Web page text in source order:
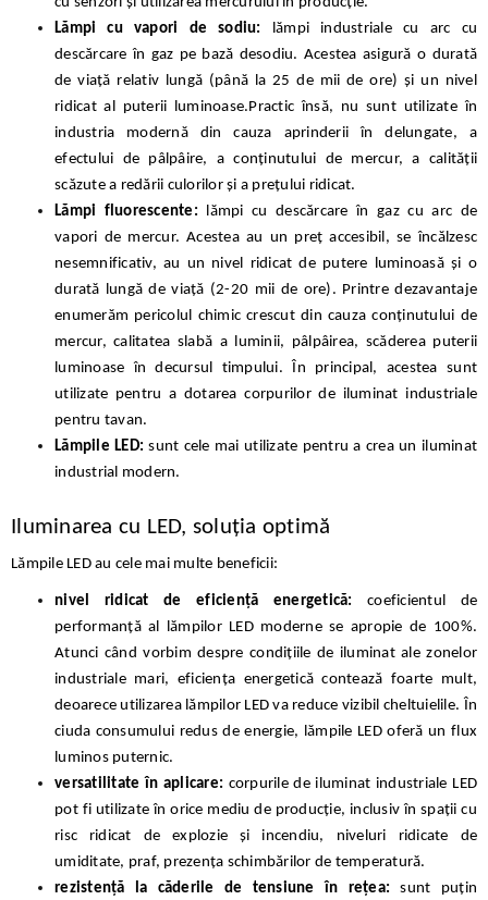
Lămpi cu vapori de sodiu:
lămpi industriale cu arc cu
descărcare în gaz pe bază desodiu. Acestea asigură o durată
de viață relativ lungă (până la 25 de mii de ore) și un nivel
ridicat al puterii luminoase.Practic însă, nu sunt utilizate în
industria modernă din cauza aprinderii în delungate, a
efectului de pâlpâire, a conținutului de mercur, a calității
scăzute a redării culorilor și a prețului ridicat.
Lămpi fluorescente: lămpi cu descărcare în gaz cu arc de
vapori de mercur.Acestea au un preț accesibil, se încălzesc
nesemnificativ, au un nivel ridicat de putere luminoasă și o
durată lungă de viață (2-20 mii de ore). Printre dezavantaje
enumerăm pericolul chimic crescut din cauza conținutului de
mercur, calitatea slabă a luminii, pâlpâirea, scăderea puterii
luminoase în decursul timpului. În principal, acestea sunt
utilizate pentru a dotarea corpurilor de iluminat industriale
pentru tavan.
Lămpile LED: sunt cele mai utilizate pentru a crea un iluminat
industrial modern.
Iluminarea cu LED, soluția optimă
Lămpile LED au cele mai multe beneficii:
nivel ridicat de eficiență energetică: coeficientul de
performanță al lămpilor LED moderne se apropie de 100%.
Atunci când vorbim despre condițiile de iluminat ale zonelor
industriale mari, eficiența energetică contează foarte mult,
deoarece utilizarea lămpilor LED va reduce vizibil cheltuielile. În
ciuda consumului redus de energie, lămpile LED oferă un flux
luminos puternic.
versatilitate în aplicare: corpurile de iluminat industriale LED
pot fi utilizate în orice mediu de producție, inclusiv în spații cu
risc ridicat de explozie și incendiu, niveluri ridicate de
umiditate, praf, prezența schimbărilor de temperatură.
rezistență la căderile de tensiune în rețea: sunt puțin